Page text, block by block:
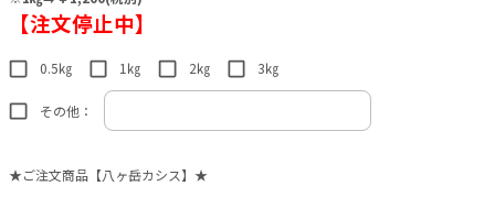
【注文停止中】
0.5㎏ 1㎏ 2㎏ 3㎏
その他：
★ご注文商品【八ヶ岳カシス】★